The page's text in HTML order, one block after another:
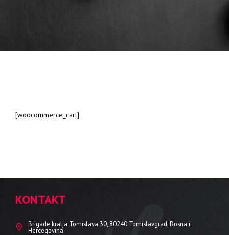
[woocommerce_cart]
KONTAKT
Brigade kralja Tomislava 30, 80240 Tomislavgrad, Bosna i
Hercegovina